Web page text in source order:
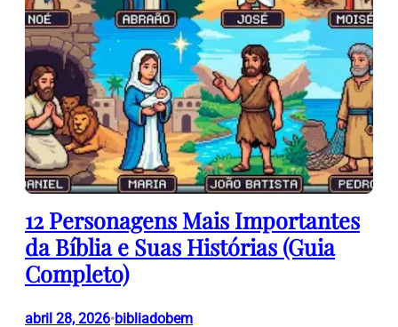
12 Personagens Mais Importantes
da Bíblia e Suas Histórias (Guia
Completo)
abril 28, 2026•bibliadobem